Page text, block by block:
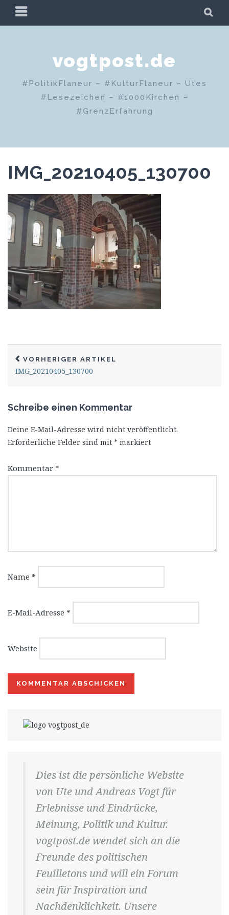
Zum
PRIMÄRES
MENÜ
vogtpost.de
#PolitikFlaneur – #KulturFlaneur – Utes
#Lesezeichen – #1000Kirchen –
#GrenzErfahrung
IMG_20210405_130700
VORHERIGER ARTIKEL
IMG_20210405_130700
Schreibe einen Kommentar
Deine E-Mail-Adresse wird nicht veröffentlicht.
Erforderliche Felder sind mit * markiert
Kommentar *
Name *
E-Mail-Adresse *
Website
Dies ist die persönliche Website
von Ute und Andreas Vogt für
Erlebnisse und Eindrücke,
Meinung, Politik und Kultur.
vogtpost.de wendet sich an die
Freunde des politischen
Feuilletons und will ein Forum
sein für Inspiration und
Nachdenklichkeit. Unsere